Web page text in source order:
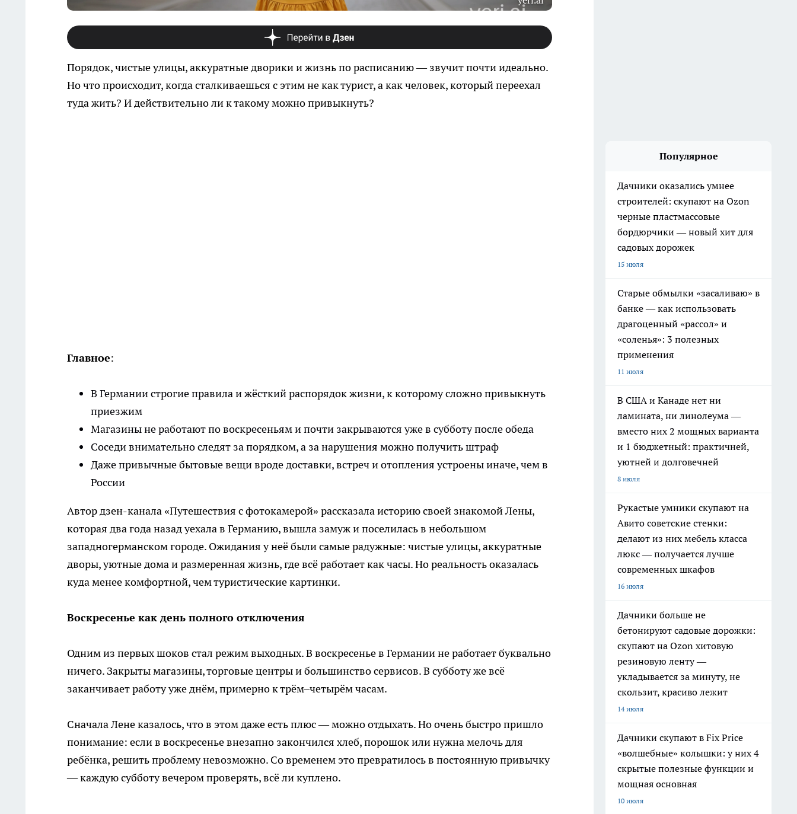
Порядок, чистые улицы, аккуратные дворики и жизнь по расписанию — звучит почти идеально.
Но что происходит, когда сталкиваешься с этим не как турист, а как человек, который переехал
туда жить? И действительно ли к такому можно привыкнуть?
Главное:
В Германии строгие правила и жёсткий распорядок жизни, к которому сложно привыкнуть
приезжим
Магазины не работают по воскресеньям и почти закрываются уже в субботу после обеда
Соседи внимательно следят за порядком, а за нарушения можно получить штраф
Даже привычные бытовые вещи вроде доставки, встреч и отопления устроены иначе, чем в
России
Автор дзен-канала «Путешествия с фотокамерой» рассказала историю своей знакомой Лены,
которая два года назад уехала в Германию, вышла замуж и поселилась в небольшом
западногерманском городе. Ожидания у неё были самые радужные: чистые улицы, аккуратные
дворы, уютные дома и размеренная жизнь, где всё работает как часы. Но реальность оказалась
куда менее комфортной, чем туристические картинки.
Воскресенье как день полного отключения
Одним из первых шоков стал режим выходных. В воскресенье в Германии не работает буквально
ничего. Закрыты магазины, торговые центры и большинство сервисов. В субботу же всё
заканчивает работу уже днём, примерно к трём–четырём часам.
Сначала Лене казалось, что в этом даже есть плюс — можно отдыхать. Но очень быстро пришло
понимание: если в воскресенье внезапно закончился хлеб, порошок или нужна мелочь для
ребёнка, решить проблему невозможно. Со временем это превратилось в постоянную привычку
— каждую субботу вечером проверять, всё ли куплено.
Популярное
Дачники оказались умнее
строителей: скупают на Ozon
черные пластмассовые
бордюрчики — новый хит для
садовых дорожек
15 июля
Старые обмылки «засаливаю» в
банке — как использовать
драгоценный «рассол» и
«соленья»: 3 полезных
применения
11 июля
В США и Канаде нет ни
ламината, ни линолеума —
вместо них 2 мощных варианта
и 1 бюджетный: практичней,
уютней и долговечней
8 июля
Рукастые умники скупают на
Авито советские стенки:
делают из них мебель класса
люкс — получается лучше
современных шкафов
16 июля
Дачники больше не
бетонируют садовые дорожки:
скупают на Ozon хитовую
резиновую ленту —
укладывается за минуту, не
скользит, красиво лежит
14 июля
Дачники скупают в Fix Price
«волшебные» колышки: у них 4
скрытые полезные функции и
мощная основная
10 июля